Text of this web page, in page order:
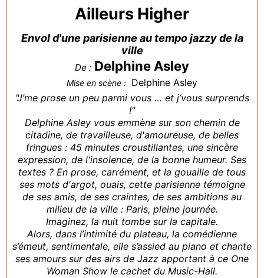
Ailleurs Higher
Envol d'une parisienne au tempo jazzy de la
ville
De : Delphine Asley
Mise en scène : Delphine Asley
"J’me prose un peu parmi vous … et j’vous surprends
!"
Delphine Asley vous emmène sur son chemin de
citadine, de travailleuse, d'amoureuse, de belles
fringues : 45 minutes croustillantes, une sincère
expression, de l'insolence, de la bonne humeur. Ses
textes ? En prose, carrément, et la gouaille de tous
ses mots d'argot, ouais, cette parisienne témoigne
de ses amis, de ses craintes, de ses ambitions au
milieu de la ville : Paris, pleine journée.
Imaginez, la nuit tombe sur la capitale.
Alors, dans l’intimité du plateau, la comédienne
s’émeut, sentimentale, elle s’assied au piano et chante
ses amours sur des airs de Jazz apportant à ce One
Woman Show le cachet du Music-Hall.